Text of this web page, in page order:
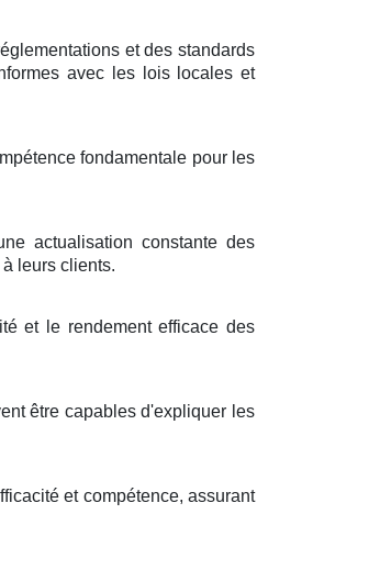
et des standards
avec les lois locales et
fondamentale pour les
actualisation constante des
leurs clients.
et le rendement efficace des
être capables d'expliquer les
et compétence, assurant